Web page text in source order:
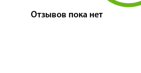
Отзывов пока нет